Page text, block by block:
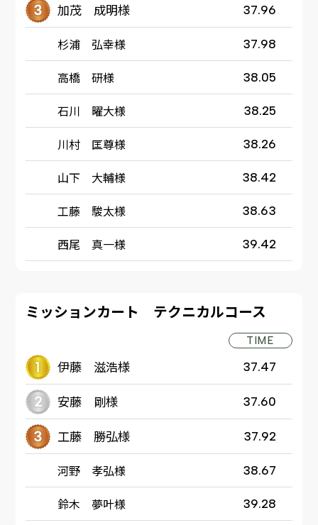
加茂 成明様 37.96
杉浦 弘幸様 37.98
高橋 研様 38.05
石川 曜大様 38.25
川村 匡尊様 38.26
山下 大輔様 38.42
工藤 駿太様 38.63
西尾 真一様 39.42
ミッションカート テクニカルコース
TIME
伊藤 滋浩様 37.47
安藤 剛様 37.60
工藤 勝弘様 37.92
河野 孝弘様 38.67
鈴木 夢叶様 39.28